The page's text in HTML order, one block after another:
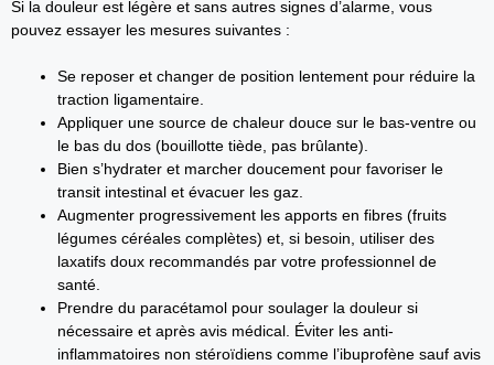
Si la douleur est légère et sans autres signes d’alarme, vous
pouvez essayer les mesures suivantes :
Se reposer et changer de position lentement pour réduire la
traction ligamentaire.
Appliquer une source de chaleur douce sur le bas-ventre ou
le bas du dos (bouillotte tiède, pas brûlante).
Bien s’hydrater et marcher doucement pour favoriser le
transit intestinal et évacuer les gaz.
Augmenter progressivement les apports en fibres (fruits
légumes céréales complètes) et, si besoin, utiliser des
laxatifs doux recommandés par votre professionnel de
santé.
Prendre du paracétamol pour soulager la douleur si
nécessaire et après avis médical. Éviter les anti-
inflammatoires non stéroïdiens comme l’ibuprofène sauf avis